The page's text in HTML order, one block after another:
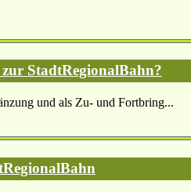
StadtRegionalBahn?
und als Zu- und Fortbring...